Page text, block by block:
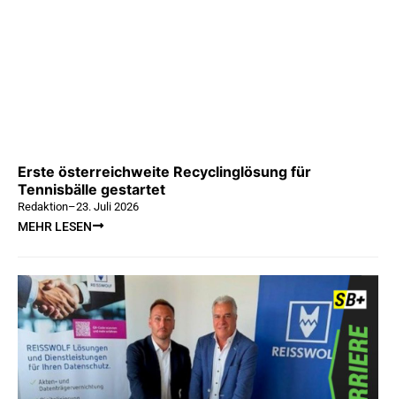
Erste österreichweite Recyclinglösung für
Tennisbälle gestartet
Redaktion–23. Juli 2026
MEHR LESEN